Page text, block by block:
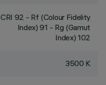
CRI 92 - Rf (Colour Fidelity
Index) 91 - Rg (Gamut
Index) 102
3500 K